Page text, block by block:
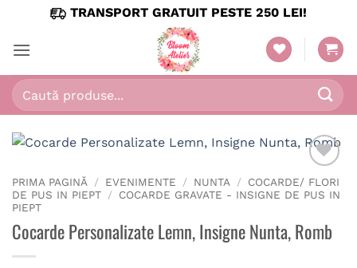
content
TRANSPORT GRATUIT PESTE 250 LEI!
Caută
după:
PRIMA PAGINĂ / EVENIMENTE / NUNTA / COCARDE/ FLORI
DE PUS IN PIEPT / COCARDE GRAVATE - INSIGNE DE PUS IN
PIEPT
Cocarde Personalizate Lemn, Insigne Nunta, Romb